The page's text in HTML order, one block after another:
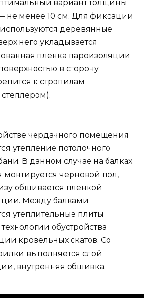
вариант толщины
не менее 10 см. Для фиксации
деревянные
него укладывается
пленка пароизоляции
в сторону
к стропилам
чердачного помещения
утепление потолочного
В данном случае на балках
монтируется черновой пол,
обшивается пленкой
Между балками
утеплительные плиты
обустройства
кровельных скатов. Со
выполняется слой
внутренняя обшивка.